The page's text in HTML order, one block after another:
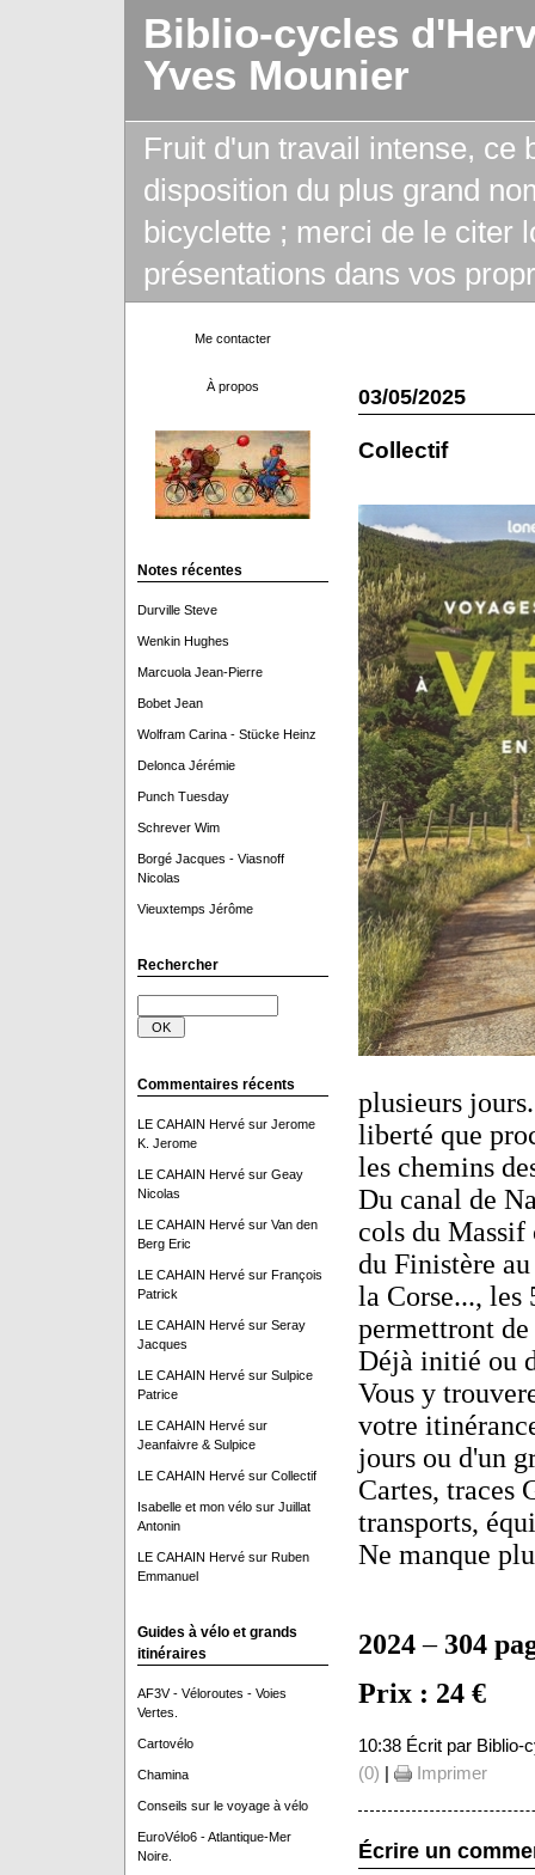
Biblio-cycles
Yves Mounier
Fruit d'un travail intense, ce
disposition du plus grand
bicyclette ; merci de le citer
présentations dans vos
Me contacter
À propos
Notes récentes
Durville Steve
Wenkin Hughes
Marcuola Jean-Pierre
Bobet Jean
Wolfram Carina - Stücke Heinz
Delonca Jérémie
Punch Tuesday
Schrever Wim
Borgé Jacques - Viasnoff
Nicolas
Vieuxtemps Jérôme
Rechercher
Commentaires récents
LE CAHAIN Hervésur Jerome
K. Jerome
LE CAHAIN Hervésur Geay
Nicolas
LE CAHAIN Hervésur Van den
Berg Eric
LE CAHAIN Hervésur François
Patrick
LE CAHAIN Hervésur Seray
Jacques
LE CAHAIN Hervésur Sulpice
Patrice
LE CAHAIN Hervésur
Jeanfaivre & Sulpice
LE CAHAIN Hervésur Collectif
Isabelle et mon vélosur Juillat
Antonin
LE CAHAIN Hervésur Ruben
Emmanuel
Guides à vélo et grands
itinéraires
AF3V - Véloroutes - Voies
Vertes.
Cartovélo
Chamina
Conseils sur le voyage à vélo
EuroVélo6 - Atlantique-Mer
Noire.
03/05/2025
Collectif
plusieurs
liberté que
les chemins
Du canal de
cols du Massif
du Finistère
la Corse..., les
permettront de
Déjà initié ou
Vous y
votre
jours ou d'un
Cartes, traces
transports,
Ne manque
2024– 304
Prix : 24 €
10:38 Écrit par Biblio-
(0) | Imprimer
Écrire un